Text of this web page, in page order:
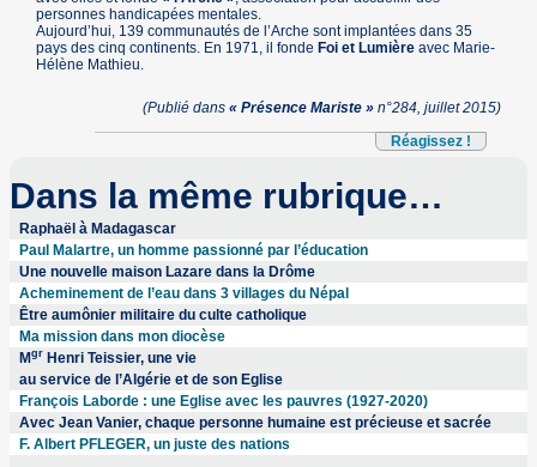
personnes handicapées mentales.
Aujourd’hui, 139 communautés de l’Arche sont implantées dans 35
pays des cinq continents. En 1971, il fondeFoi et Lumière avec Marie-
Hélène Mathieu.
(Publié dans « Présence Mariste »n°284, juillet 2015)
Réagissez !
Dans la même rubrique…
Raphaël à Madagascar
Paul Malartre, un homme passionné par l’éducation
Une nouvelle maison Lazare dans la Drôme
Acheminement de l’eau dans 3 villages du Népal
Être aumônier militaire du culte catholique
Ma mission dans mon diocèse
MgrHenri Teissier, une vie
au service de l’Algérie et de son Eglise
François Laborde : une Eglise avec les pauvres (1927-2020)
Avec Jean Vanier, chaque personne humaine est précieuse et sacrée
F. Albert PFLEGER, un juste des nations